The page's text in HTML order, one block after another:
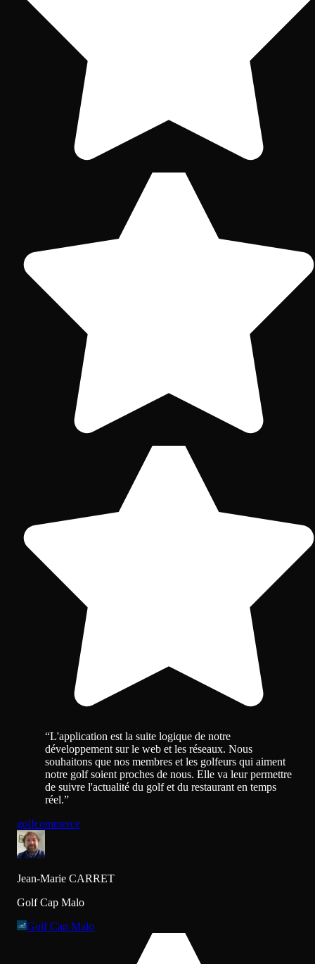
“L'application est la suite logique de notre
développement sur le web et les réseaux. Nous
souhaitons que nos membres et les golfeurs qui aiment
notre golf soient proches de nous. Elle va leur permettre
de suivre l'actualité du golf et du restaurant en temps
réel.”
golfcommerce
Jean-Marie CARRET
Golf Cap Malo
Golf Cap Malo